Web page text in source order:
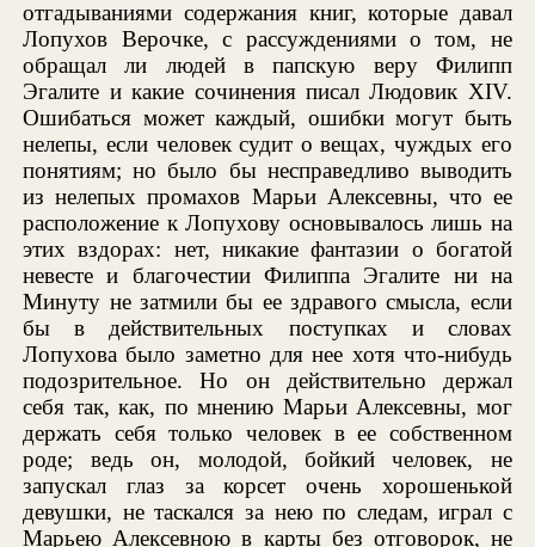
отгадываниями содержания книг, которые давал
Лопухов Верочке, с рассуждениями о том, не
обращал ли людей в папскую веру Филипп
Эгалите и какие сочинения писал Людовик XIV.
Ошибаться может каждый, ошибки могут быть
нелепы, если человек судит о вещах, чуждых его
понятиям; но было бы несправедливо выводить
из нелепых промахов Марьи Алексевны, что ее
расположение к Лопухову основывалось лишь на
этих вздорах: нет, никакие фантазии о богатой
невесте и благочестии Филиппа Эгалите ни на
Минуту не затмили бы ее здравого смысла, если
бы в действительных поступках и словах
Лопухова было заметно для нее хотя что-нибудь
подозрительное. Но он действительно держал
себя так, как, по мнению Марьи Алексевны, мог
держать себя только человек в ее собственном
роде; ведь он, молодой, бойкий человек, не
запускал глаз за корсет очень хорошенькой
девушки, не таскался за нею по следам, играл с
Марьею Алексевною в карты без отговорок, не